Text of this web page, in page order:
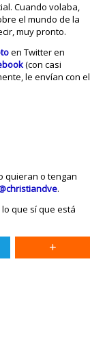
Cuando volaba,
el mundo de la
muy pronto.
en Twitter en
(con casi
le envían con el
quieran o tengan
.
que sí que está